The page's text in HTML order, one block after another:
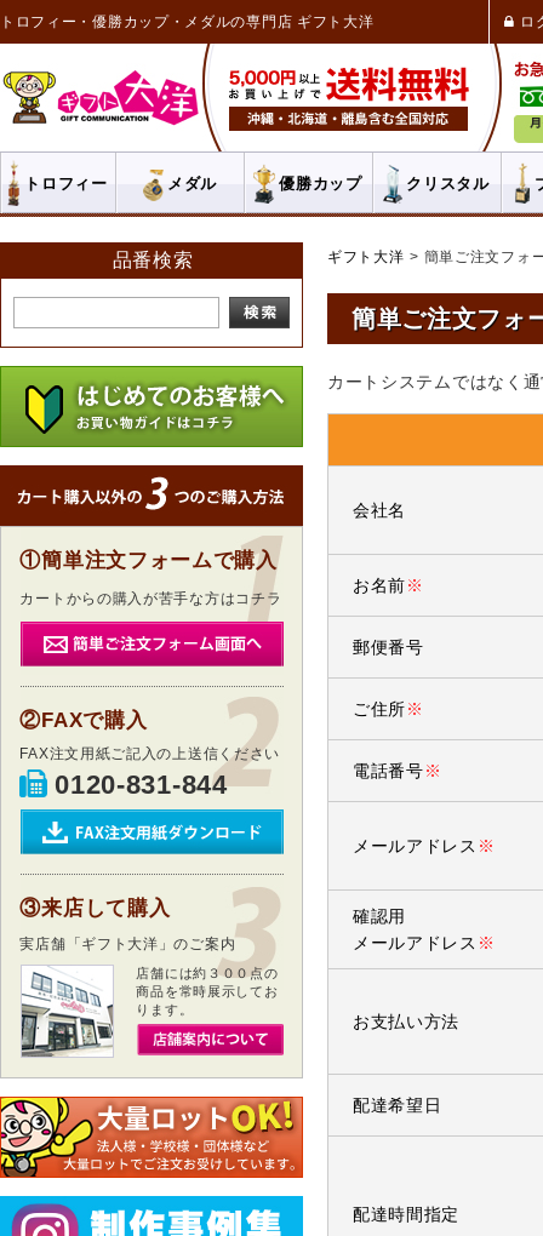
トロフィー・優勝カップ・メダルの専門店 ギフト大洋 ロ
トロフィー メダル 優勝カップ クリスタル
ギフト大洋 簡単ご注文フォ
簡単ご注文フォ
カートシステムではなく
会社名
お名前※
郵便番号
ご住所※
電話番号※
メールアドレス ※
確認用
メールアドレス ※
お支払い方法
配達希望日
配達時間指定
品番検索
①簡単注文フォームで購入
カートからの購入が苦手な方はコチラ
②FAXで購入
FAX注文用紙ご記入の上送信ください
0120-831-844
③来店して購入
実店舗「ギフト大洋」のご案内
店舗には約３００点の
商品を常時展示してお
ります。